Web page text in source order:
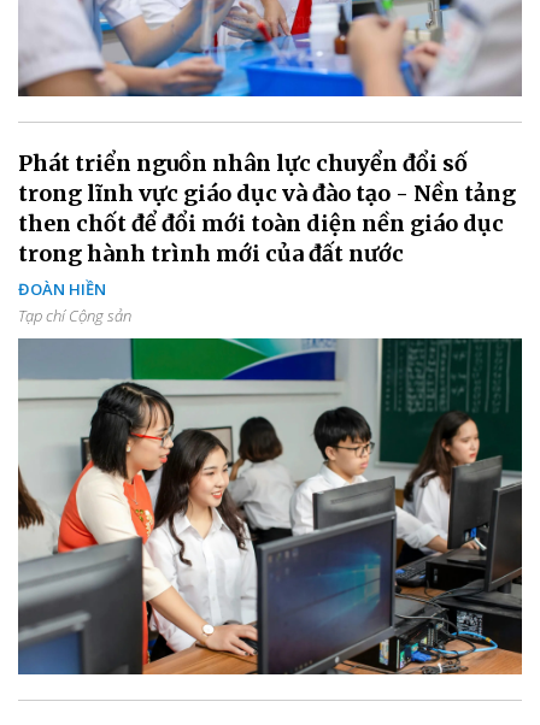
Phát triển nguồn nhân lực chuyển đổi số
trong lĩnh vực giáo dục và đào tạo - Nền tảng
then chốt để đổi mới toàn diện nền giáo dục
trong hành trình mới của đất nước
ĐOÀN HIỀN
Tạp chí Cộng sản